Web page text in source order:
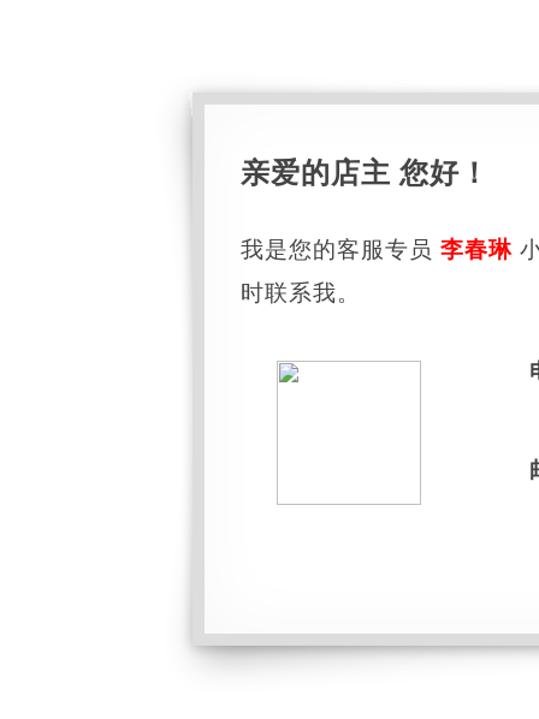
亲爱的店主 您好！
我是您的客服专员 李春琳
时联系我。